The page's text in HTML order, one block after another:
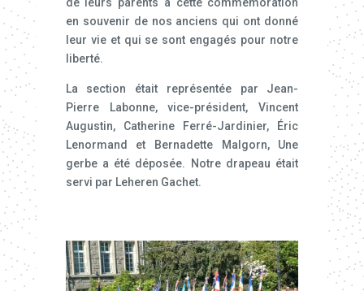
en souvenir de nos anciens qui ont donné
leur vie et qui se sont engagés pour notre
liberté.
La section était représentée par Jean-
Pierre Labonne, vice-président, Vincent
Augustin, Catherine Ferré-Jardinier, Éric
Lenormand et Bernadette Malgorn, Une
gerbe a été déposée. Notre drapeau était
servi par Leheren Gachet.